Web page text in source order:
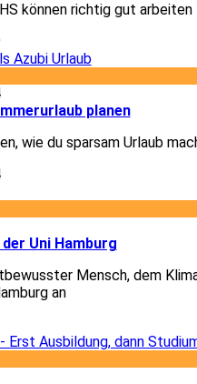
können richtig gut
planen
wie du sparsam Urlaub
Uni Hamburg
Mensch, dem
an